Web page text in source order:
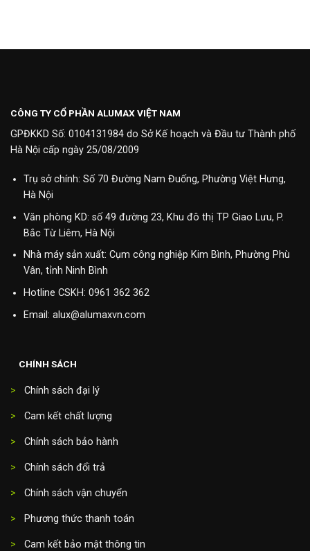
CÔNG TY CỔ PHẦN ALUMAX VIỆT NAM
GPĐKKD Số: 0104131984 do Sở Kế hoạch và Đầu tư Thành phố
Hà Nội cấp ngày 25/08/2009
Trụ sở chính: Số 70 Đường Nam Đuống, Phường Việt Hưng,
Hà Nội
Văn phòng KD: số 49 đường 23, Khu đô thị TP Giao Lưu, P.
Bắc Từ Liêm, Hà Nội
Nhà máy sản xuất: Cụm công nghiệp Kim Bình, Phường Phù
Vân, tỉnh Ninh Bình
Hotline CSKH: 0961 362 362
Email: alux@alumaxvn.com
CHÍNH SÁCH
> Chính sách đại lý
> Cam kết chất lượng
> Chính sách bảo hành
> Chính sách đổi trả
> Chính sách vận chuyển
> Phương thức thanh toán
> Cam kết bảo mật thông tin